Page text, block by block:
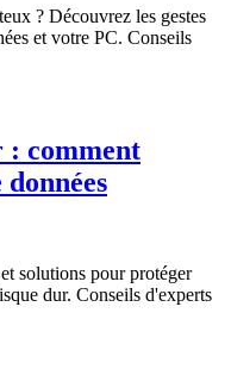
? Découvrez les gestes
et votre PC. Conseils
: comment
solutions pour protéger
dur. Conseils d'experts